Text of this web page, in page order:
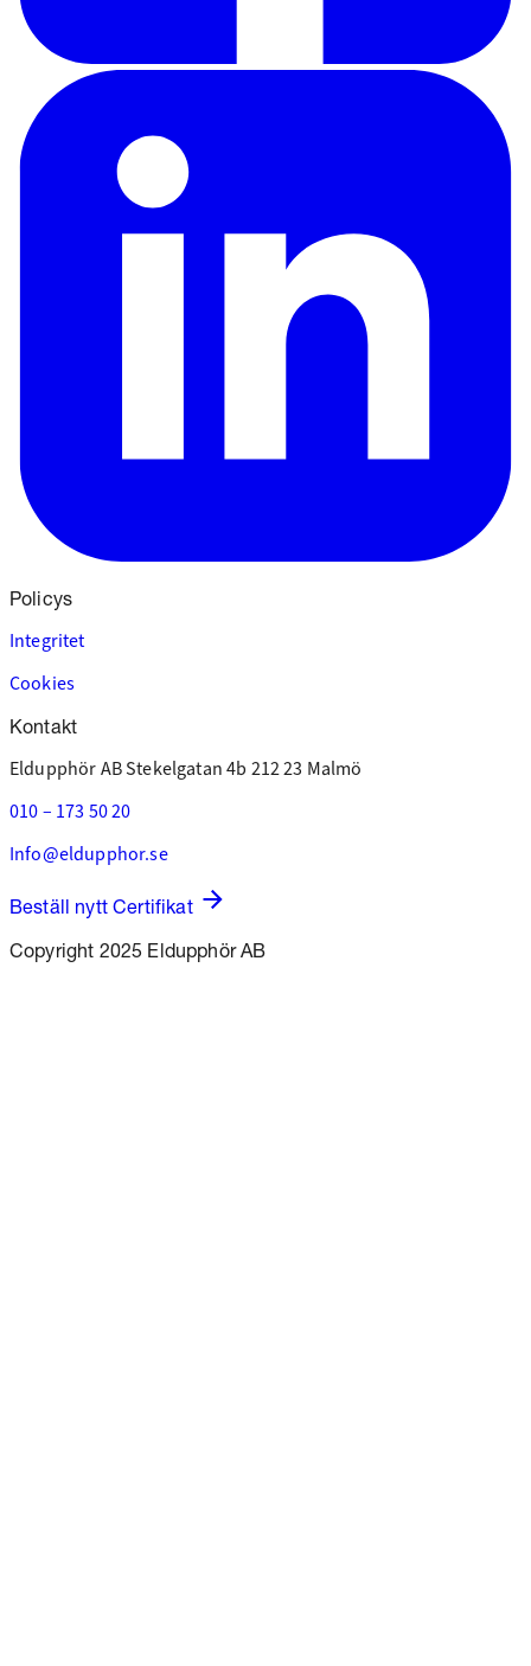
Policys
Integritet
Cookies
Kontakt
Eldupphör AB Stekelgatan 4b 212 23 Malmö
010 – 173 50 20
Info@eldupphor.se
Beställ nytt Certifikat
Copyright 2025 Eldupphör AB